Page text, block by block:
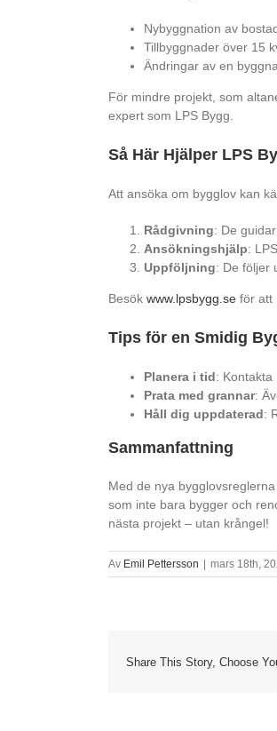
Nybyggnation av
Tillbyggnader över 15
Ändringar av en
För mindre projekt, som
expert som LPS Bygg.
Så Här Hjälper LPS
Att ansöka om bygglov kan
Rådgivning: De
Ansökningshjälp:
Uppföljning: De följer
Besök www.lpsbygg.se för att
Tips för en Smidig
Planera i tid: Kontakta
Prata med grannar:
Håll dig uppdaterad:
Sammanfattning
Med de nya
som inte bara bygger och
nästa projekt – utan krångel!
Av Emil Pettersson mars 18th,
Share This Story, Choose